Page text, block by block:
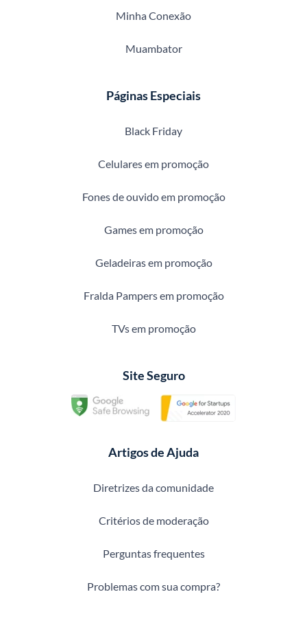
Minha Conexão
Muambator
Páginas Especiais
Black Friday
Celulares em promoção
Fones de ouvido em promoção
Games em promoção
Geladeiras em promoção
Fralda Pampers em promoção
TVs em promoção
Site Seguro
Artigos de Ajuda
Diretrizes da comunidade
Critérios de moderação
Perguntas frequentes
Problemas com sua compra?